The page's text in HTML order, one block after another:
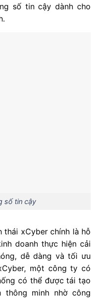
số tin cậy dành cho
số tin cậy
thái xCyber chính là hỗ
doanh thực hiện cải
dễ dàng và tối ưu
một công ty có
có thể được tái tạo
thông minh nhờ công